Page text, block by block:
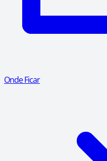
Onde Ficar